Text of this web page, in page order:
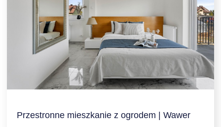
Przestronne mieszkanie z ogrodem | Wawer